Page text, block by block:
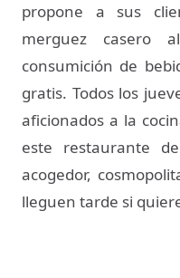
propone a sus
merguez casero
consumición de
gratis. Todos los
aficionados a la
este restaurante
acogedor,
lleguen tarde si